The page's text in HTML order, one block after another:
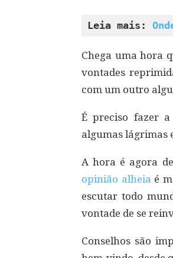
Leia mais:
Chega uma hora
vontades
com um outro
É preciso fazer
algumas lágrimas
A hora é agora
opinião alheia é
escutar todo
vontade de se
Conselhos são